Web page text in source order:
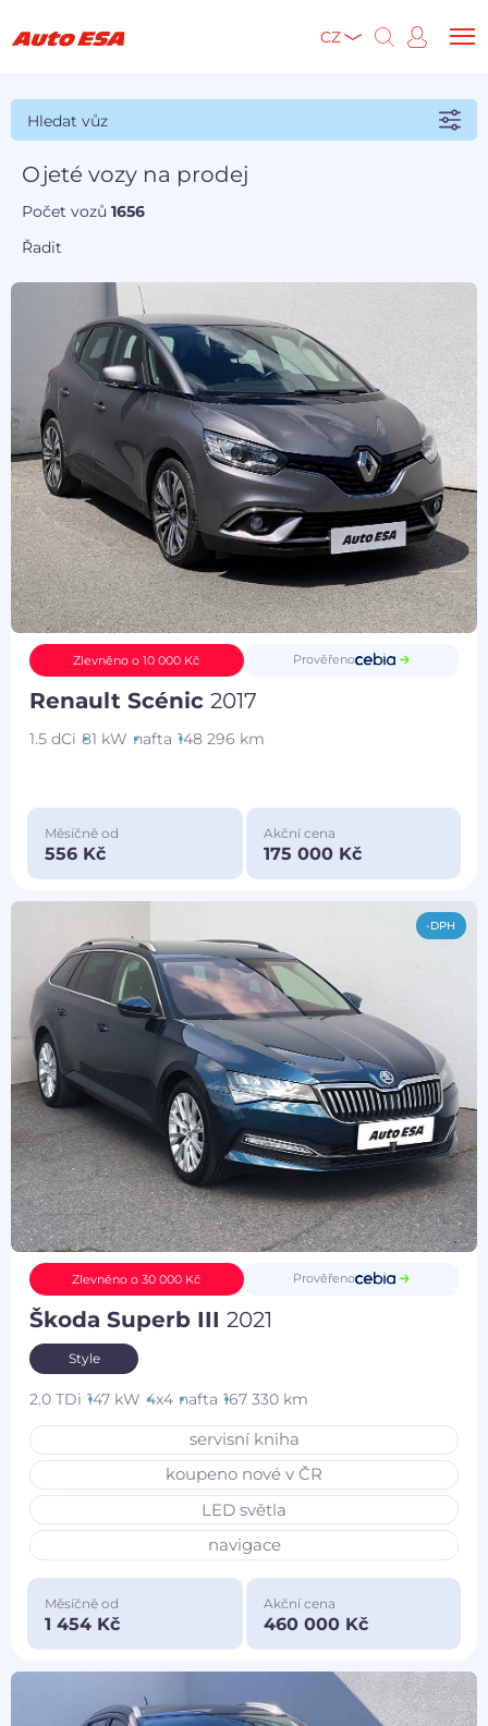
CZ
Hledat vůz
Ojeté vozy na prodej
Počet vozů1656
Řadit
Zlevněno o 10 000 Kč Prověřeno
Renault Scénic2017
1.5 dCi 81 kW nafta 148 296 km
Měsíčně od
556 Kč
Akční cena
175 000 Kč
-DPH
Zlevněno o 30 000 Kč Prověřeno
Škoda Superb III2021
Style
2.0 TDi 147 kW 4x4 nafta 167 330 km
servisní kniha
koupeno nové v ČR
LED světla
navigace
Měsíčně od
1 454 Kč
Akční cena
460 000 Kč